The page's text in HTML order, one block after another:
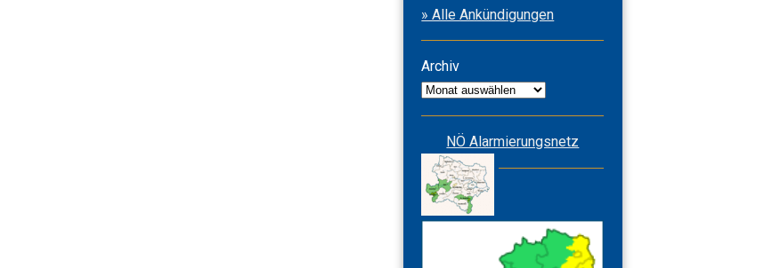
Alarmstufe
» Alle Ankündigungen
Archiv
Archiv
NÖ Alarmierungsnetz